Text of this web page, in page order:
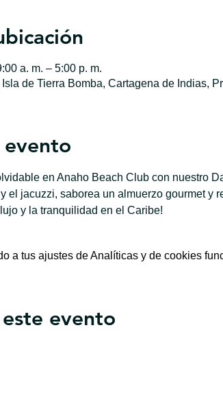
a. m. – 5:00 p. m.
de Tierra Bomba, Cartagena de Indias,
en Anaho Beach Club con nuestro
el jacuzzi, saborea un almuerzo gourmet y
y la tranquilidad en el Caribe!
a tus ajustes de Analíticas y de cookies
evento